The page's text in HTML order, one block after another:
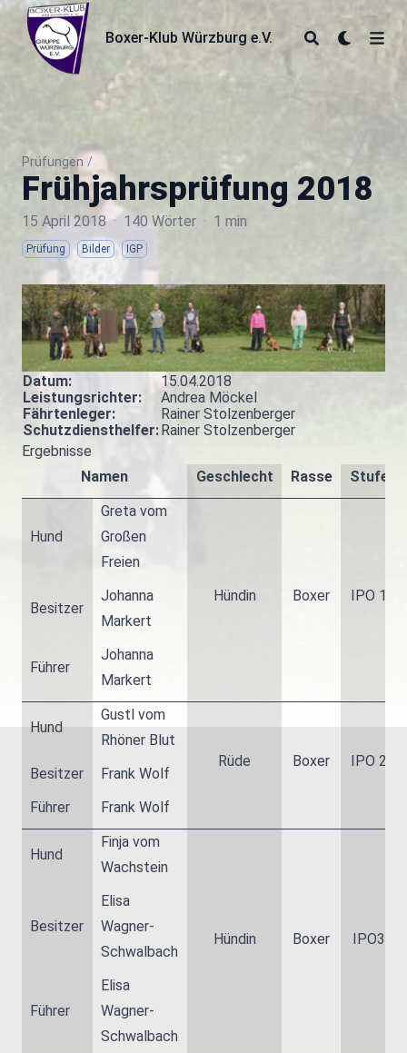
Boxer-Klub Würzburg e.V.
Boxer-Klub Würzburg e.V.
Prüfungen /
Frühjahrsprüfung 2018
15 April 2018 · 140 Wörter · 1 min
Prüfung Bilder IGP
Datum:
15.04.2018
Leistungsrichter:
Andrea Möckel
Fährtenleger:
Rainer Stolzenberger
Schutzdiensthelfer:Rainer Stolzenberger
Ergebnisse
Namen
Geschlecht Rasse Stufe
Hund
Greta vom
Großen
Freien
Hündin
Boxer IPO 1
Besitzer
Johanna
Markert
Führer
Johanna
Markert
Hund
Gustl vom
Rhöner Blut
Rüde
Boxer IPO 2
Besitzer
Frank Wolf
Führer
Frank Wolf
Hund
Finja vom
Wachstein
Hündin Boxer IPO3
Besitzer
Elisa
Wagner-
Schwalbach
Führer
Elisa
Wagner-
Schwalbach